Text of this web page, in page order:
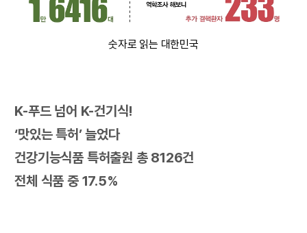
숫자로 읽는 대한민국
K-푸드 넘어 K-건기식!
‘맛있는 특허’ 늘었다
건강기능식품 특허출원 총 8126건
전체 식품 중 17.5%